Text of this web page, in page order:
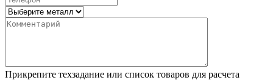
Прикрепите техзадание или список товаров для расчета